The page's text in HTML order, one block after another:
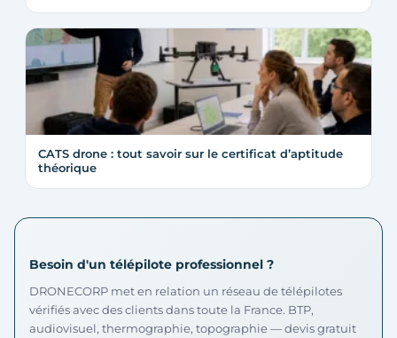
CATS drone : tout savoir sur le certificat d’aptitude
théorique
Besoin d'un télépilote professionnel ?
DRONECORP met en relation un réseau de télépilotes
vérifiés avec des clients dans toute la France. BTP,
audiovisuel, thermographie, topographie — devis gratuit